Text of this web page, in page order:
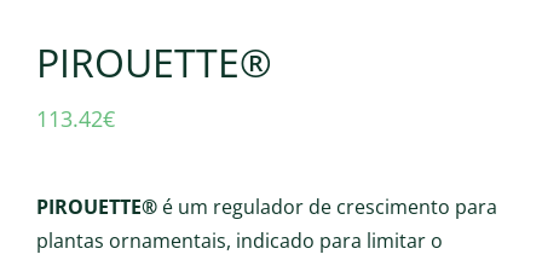
PIROUETTE®
113.42€
PIROUETTE® é um regulador de crescimento para
plantas ornamentais, indicado para limitar o